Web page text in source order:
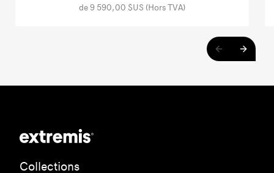
de 9 590,00 $US (Hors TVA)
Collections